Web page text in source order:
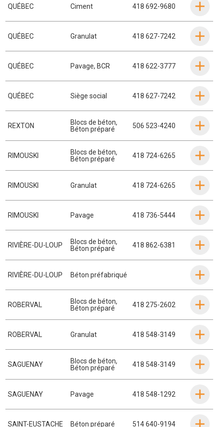
QUÉBEC Ciment 418 692-9680
QUÉBEC Granulat 418 627-7242
QUÉBEC Pavage, BCR 418 622-3777
QUÉBEC Siège social 418 627-7242
REXTON Blocs de béton,
Béton préparé
506 523-4240
RIMOUSKI Blocs de béton,
Béton préparé
418 724-6265
RIMOUSKI Granulat 418 724-6265
RIMOUSKI Pavage 418 736-5444
RIVIÈRE-DU-LOUP Blocs de béton,
Béton préparé
418 862-6381
RIVIÈRE-DU-LOUP Béton préfabriqué
ROBERVAL Blocs de béton,
Béton préparé
418 275-2602
ROBERVAL Granulat 418 548-3149
SAGUENAY Blocs de béton,
Béton préparé
418 548-3149
SAGUENAY Pavage 418 548-1292
SAINT-EUSTACHE Béton préparé 514 640-9194